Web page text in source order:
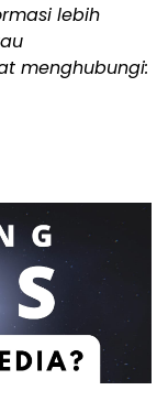
lebih
menghubungi: